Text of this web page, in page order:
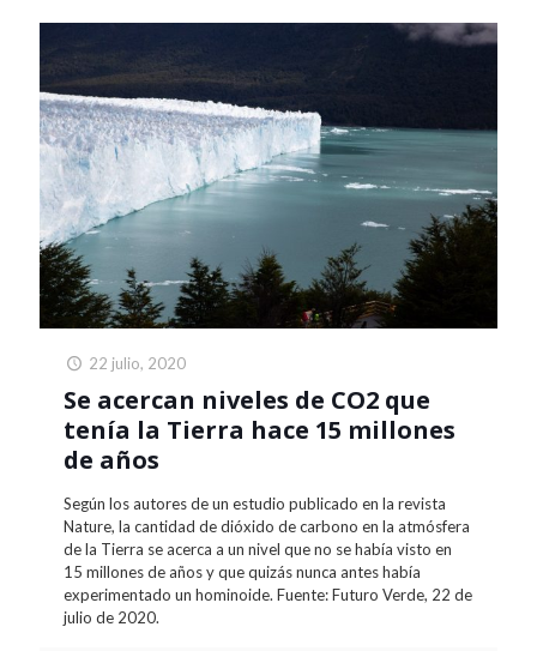
22 julio, 2020
Se acercan niveles de CO2 que
tenía la Tierra hace 15 millones
de años
Según los autores de un estudio publicado en la revista
Nature, la cantidad de dióxido de carbono en la atmósfera
de la Tierra se acerca a un nivel que no se había visto en
15 millones de años y que quizás nunca antes había
experimentado un hominoide. Fuente: Futuro Verde, 22 de
julio de 2020.